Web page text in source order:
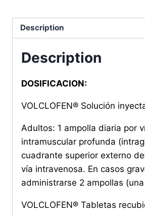
Description
Description
DOSIFICACION:
VOLCLOFEN® Solución
Adultos: 1 ampolla diaria por
intramuscular profunda
cuadrante superior externo
vía intravenosa. En casos
administrarse 2 ampollas
VOLCLOFEN® Tabletas